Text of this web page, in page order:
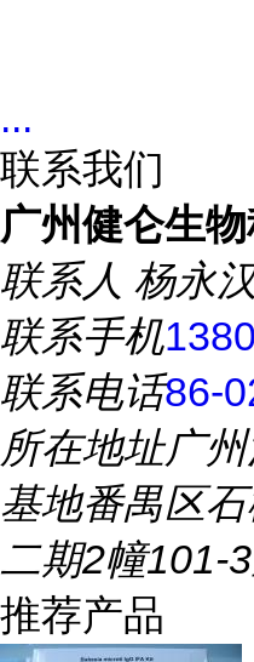
...
联系我们
广州健仑生
联系人 杨永
联系手机
联系电话86-
所在地址广
基地番禺区
二期2幢101-
推荐产品